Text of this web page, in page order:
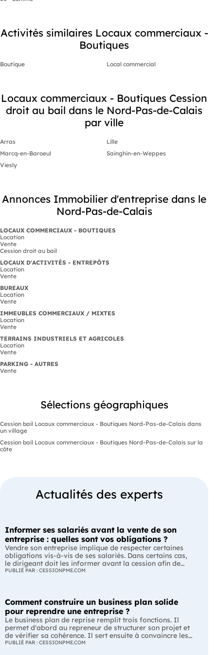
Activités similaires Locaux commerciaux -
Boutiques
Boutique Local commercial
Locaux commerciaux - Boutiques Cession
droit au bail dans le Nord-Pas-de-Calais
par ville
Arras
Lille
Marcq-en-Baroeul
Sainghin-en-Weppes
Viesly
Annonces Immobilier d'entreprise dans le
Nord-Pas-de-Calais
LOCAUX COMMERCIAUX - BOUTIQUES
Location
Vente
Cession droit au bail
LOCAUX D'ACTIVITÉS - ENTREPÔTS
Location
Vente
BUREAUX
Location
Vente
IMMEUBLES COMMERCIAUX / MIXTES
Location
Vente
TERRAINS INDUSTRIELS ET AGRICOLES
Location
Vente
PARKING - AUTRES
Vente
Sélections géographiques
Cession bail Locaux commerciaux - Boutiques Nord-Pas-de-Calais dans
un village
Cession bail Locaux commerciaux - Boutiques Nord-Pas-de-Calais sur la
côte
Actualités des experts
Informer ses salariés avant la vente de son
entreprise : quelles sont vos obligations ?
Vendre son entreprise implique de respecter certaines
obligations vis-à-vis de ses salariés. Dans certains cas,
le dirigeant doit les informer avant la cession afin de
leur permettre, s'ils le souhaitent, de présenter une offre
L'essentiel Les entreprises de moins de 250 salariés sont
soumises, dans certains cas, à une obligation
d'information préalable des salariés. Cette obligation
concerne la vente d'un fonds de commerce ou la cession
de la majorité des titres d'une société. Le délai
d'information varie selon la taille de l'entreprise. Les
PUBLIÉ PAR : CESSIONPME.COM
Comment construire un business plan solide
pour reprendre une entreprise ?
Le business plan de reprise remplit trois fonctions. Il
permet d'abord au repreneur de structurer son projet et
de vérifier sa cohérence. Il sert ensuite à convaincre les
banques et les partenaires financiers de l'accompagner.
PUBLIÉ PAR : CESSIONPME.COM